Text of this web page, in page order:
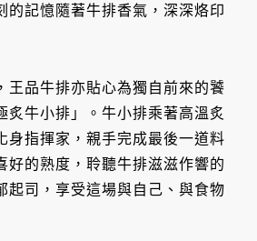
的記憶隨著牛排香氣，深深烙印
王品牛排亦貼心為獨自前來的饕
炙牛小排」。牛小排乘著高溫炙
身指揮家，親手完成最後一道料
好的熟度，聆聽牛排滋滋作響的
起司，享受這場與自己、與食物